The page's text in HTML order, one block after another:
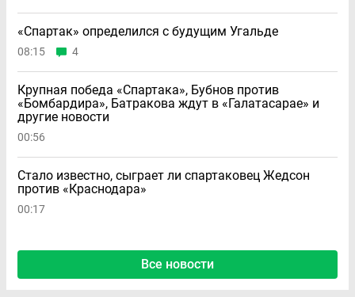
«Спартак» определился с будущим Угальде
08:15 4
Крупная победа «Спартака», Бубнов против
«Бомбардира», Батракова ждут в «Галатасарае» и
другие новости
00:56
Стало известно, сыграет ли спартаковец Жедсон
против «Краснодара»
00:17
Все новости